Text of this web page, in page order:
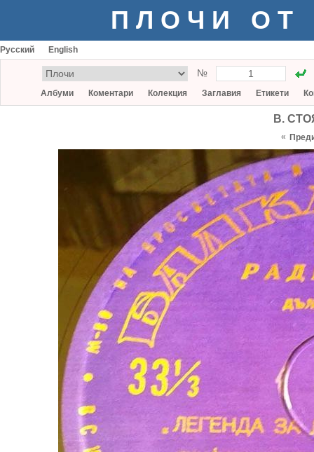
ПЛОЧИ ОТ
Русский English
№
Албуми Коментари Колекция Заглавия Етикети
В.
«